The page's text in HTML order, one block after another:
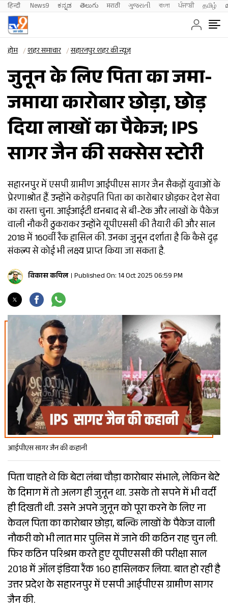
हिन्दी News9 ಕನ್ನಡ తెలుగు मराठी ગુજરાતી বাংলা ਪੰਜਾਬੀ தமிழ்
होम शहर समाचार सहारनपुर शहर की न्यूज़
जुनून के लिए पिता का जमा-
जमाया कारोबार छोड़ा, छोड़
दिया लाखों का पैकेज; IPS
सागर जैन की सक्सेस स्टोरी
सहारनपुर में एसपी ग्रामीण आईपीएस सागर जैन सैकड़ों युवाओं के
प्रेरणाश्रोत हैं. उन्होंने करोड़पति पिता का कारोबार छोड़कर देश सेवा
का रास्ता चुना. आईआईटी धनबाद से बी-टेक और लाखों के पैकेज
वाली नौकरी ठुकराकर उन्होंने यूपीएससी की तैयारी की और साल
2018 में 160वीं रैंक हासिल की. उनका जुनून दर्शाता है कि कैसे दृढ़
संकल्प से कोई भी लक्ष्य प्राप्त किया जा सकता है.
विकास कपिल Published On: 14 Oct 2025 06:59 PM
आईपीएस सागर जैन की कहानी
पिता चाहते थे कि बेटा लंबा चौड़ा कारोबार संभाले, लेकिन बेटे
के दिमाग में तो अलग ही जुनून था. उसके तो सपने में भी वर्दी
ही दिखती थी. उसने अपने जुनून को पूरा करने के लिए ना
केवल पिता का कारोबार छोड़ा, बल्कि लाखों के पैकेज वाली
नौकरी को भी लात मार पुलिस में जाने की कठिन राह चुन ली.
फिर कठिन परिश्रम करते हुए यूपीएससी की परीक्षा साल
2018 में ऑल इंडिया रैंक 160 हासिलकर लिया. बात हो रही है
उत्तर प्रदेश के सहारनपुर में एसपी आईपीएस ग्रामीण सागर
जैन की.